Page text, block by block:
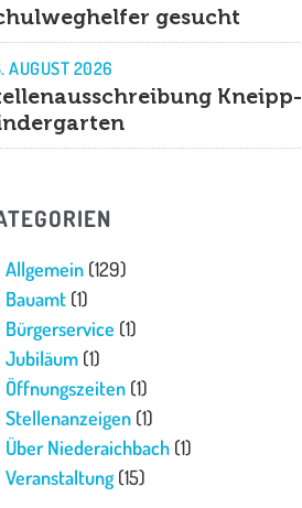
gesucht
AUGUST 2026
Kneipp-
Allgemein(129)
Bauamt(1)
Bürgerservice (1)
Jubiläum(1)
Öffnungszeiten(1)
Stellenanzeigen(1)
Über Niederaichbach(1)
Veranstaltung(15)